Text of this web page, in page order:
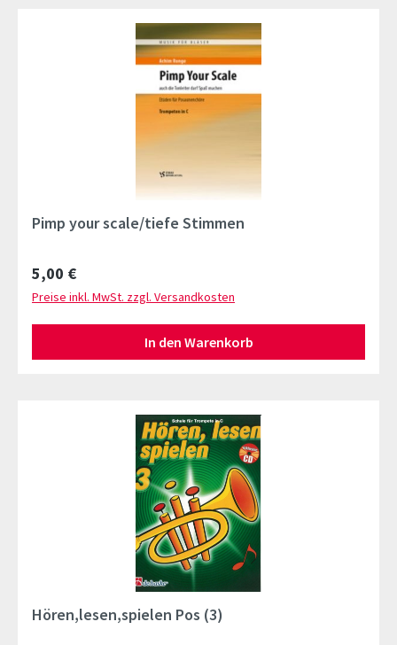
Pimp your scale/tiefe Stimmen
Regulärer Preis:
5,00 €
Preise inkl. MwSt. zzgl. Versandkosten
In den Warenkorb
Hören,lesen,spielen Pos (3)